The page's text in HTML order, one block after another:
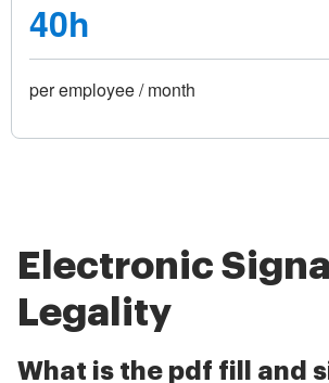
40h
per employee / month
Electronic
Legality
What is the pdf fill and